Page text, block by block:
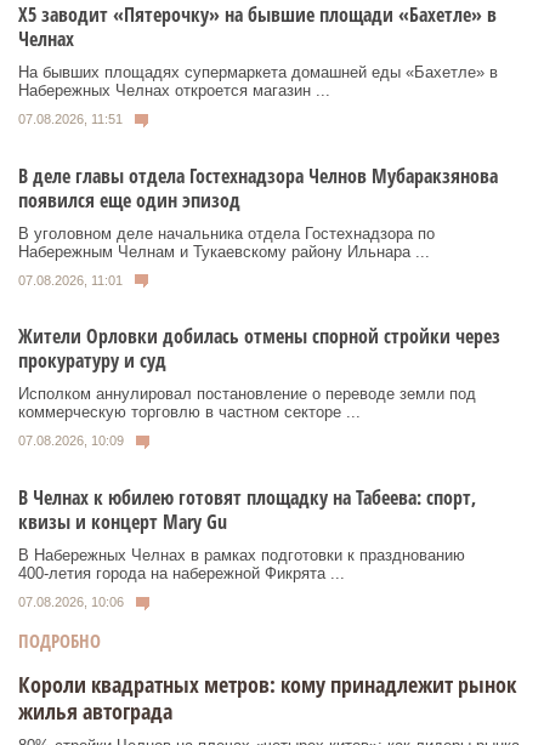
Х5 заводит «Пятерочку» на бывшие площади «Бахетле» в
Челнах
На бывших площадях супермаркета домашней еды «Бахетле» в
Набережных Челнах откроется магазин ...
07.08.2026, 11:51
В деле главы отдела Гостехнадзора Челнов Мубаракзянова
появился еще один эпизод
В уголовном деле начальника отдела Гостехнадзора по
Набережным Челнам и Тукаевскому району Ильнара ...
07.08.2026, 11:01
Жители Орловки добилась отмены спорной стройки через
прокуратуру и суд
Исполком аннулировал постановление о переводе земли под
коммерческую торговлю в частном секторе ...
07.08.2026, 10:09
В Челнах к юбилею готовят площадку на Табеева: спорт,
квизы и концерт Mary Gu
В Набережных Челнах в рамках подготовки к празднованию
400‑летия города на набережной Фикрята ...
07.08.2026, 10:06
ПОДРОБНО
Короли квадратных метров: кому принадлежит рынок
жилья автограда